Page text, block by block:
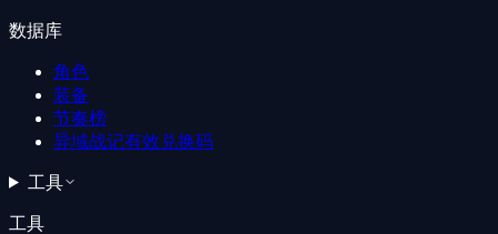
数据库
角色
装备
节奏榜
异域战记有效兑换码
工具
工具